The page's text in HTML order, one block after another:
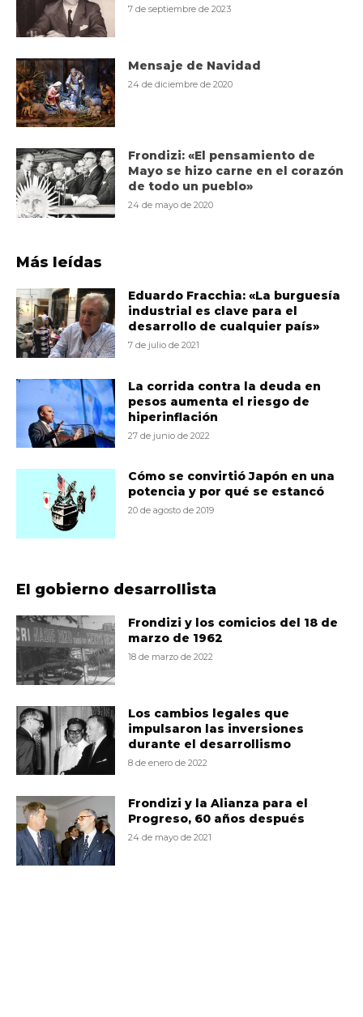
7 de septiembre de 2023
Mensaje de Navidad
24 de diciembre de 2020
Frondizi: «El pensamiento de
Mayo se hizo carne en el corazón
de todo un pueblo»
24 de mayo de 2020
Más leídas
Eduardo Fracchia: «La burguesía
industrial es clave para el
desarrollo de cualquier país»
7 de julio de 2021
La corrida contra la deuda en
pesos aumenta el riesgo de
hiperinflación
27 de junio de 2022
Cómo se convirtió Japón en una
potencia y por qué se estancó
20 de agosto de 2019
El gobierno desarrollista
Frondizi y los comicios del 18 de
marzo de 1962
18 de marzo de 2022
Los cambios legales que
impulsaron las inversiones
durante el desarrollismo
8 de enero de 2022
Frondizi y la Alianza para el
Progreso, 60 años después
24 de mayo de 2021